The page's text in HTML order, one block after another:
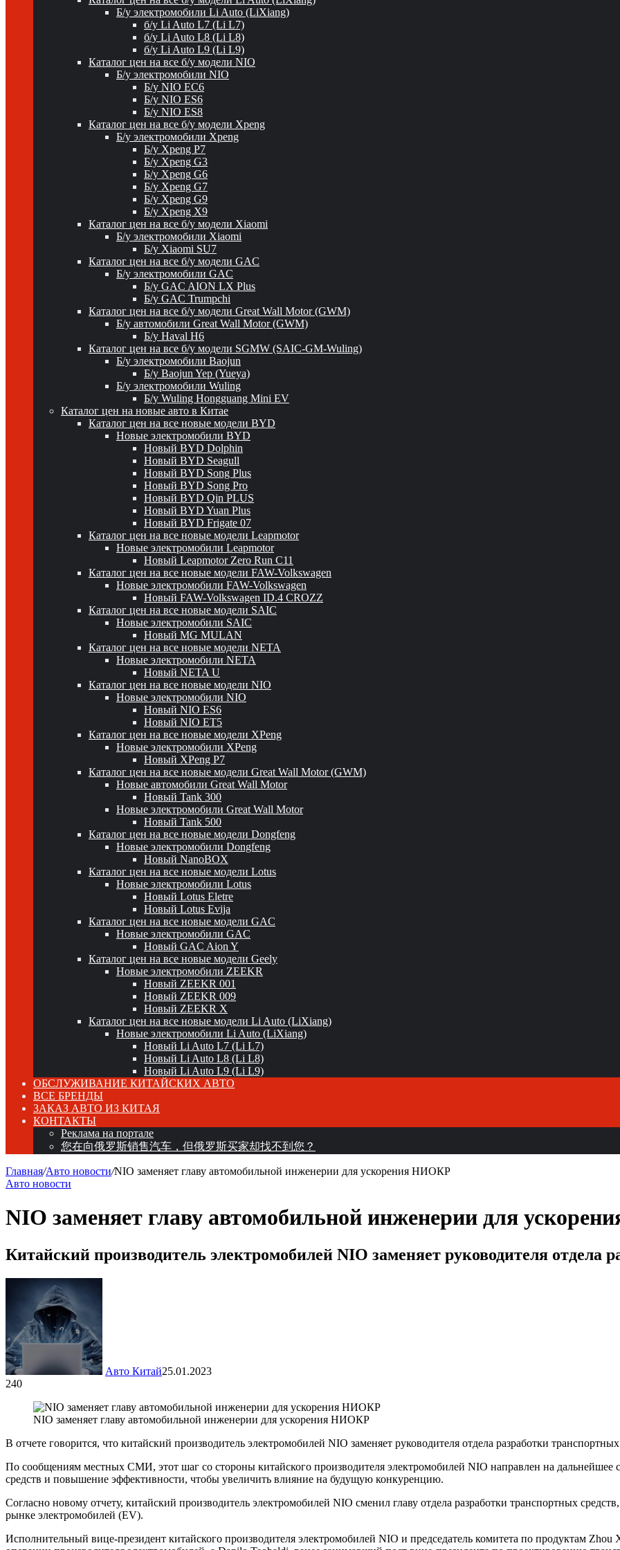
Б/у электромобили Li Auto (LiXiang)
б/у Li Auto L7 (Li L7)
б/у Li Auto L8 (Li L8)
б/у Li Auto L9 (Li L9)
Каталог цен на все б/у модели NIO
Б/у электромобили NIO
Б/у NIO EC6
Б/у NIO ES6
Б/у NIO ES8
Каталог цен на все б/у модели Xpeng
Б/у электромобили Xpeng
Б/у Xpeng P7
Б/у Xpeng G3
Б/у Xpeng G6
Б/у Xpeng G7
Б/у Xpeng G9
Б/у Xpeng X9
Каталог цен на все б/у модели Xiaomi
Б/у электромобили Xiaomi
Б/у Xiaomi SU7
Каталог цен на все б/у модели GAC
Б/у электромобили GAC
Б/у GAC AION LX Plus
Б/у GAC Trumpchi
Каталог цен на все б/у модели Great Wall Motor (GWM)
Б/у автомобили Great Wall Motor (GWM)
Б/у Haval H6
Каталог цен на все б/у модели SGMW (SAIC-GM-Wuling)
Б/у электромобили Baojun
Б/у Baojun Yep (Yueya)
Б/у электромобили Wuling
Б/у Wuling Hongguang Mini EV
Каталог цен на новые авто в Китае
Каталог цен на все новые модели BYD
Новые электромобили BYD
Новый BYD Dolphin
Новый BYD Seagull
Новый BYD Song Plus
Новый BYD Song Pro
Новый BYD Qin PLUS
Новый BYD Yuan Plus
Новый BYD Frigate 07
Каталог цен на все новые модели Leapmotor
Новые электромобили Leapmotor
Новый Leapmotor Zero Run C11
Каталог цен на все новые модели FAW-Volkswagen
Новые электромобили FAW-Volkswagen
Новый FAW-Volkswagen ID.4 CROZZ
Каталог цен на все новые модели SAIC
Новые электромобили SAIC
Новый MG MULAN
Каталог цен на все новые модели NETA
Новые электромобили NETA
Новый NETA U
Каталог цен на все новые модели NIO
Новые электромобили NIO
Новый NIO ES6
Новый NIO ET5
Каталог цен на все новые модели XPeng
Новые электромобили XPeng
Новый XPeng P7
Каталог цен на все новые модели Great Wall Motor (GWM)
Новые автомобили Great Wall Motor
Новый Tank 300
Новые электромобили Great Wall Motor
Новый Tank 500
Каталог цен на все новые модели Dongfeng
Новые электромобили Dongfeng
Новый NanoBOX
Каталог цен на все новые модели Lotus
Новые электромобили Lotus
Новый Lotus Eletre
Новый Lotus Evija
Каталог цен на все новые модели GAC
Новые электромобили GAC
Новый GAC Aion Y
Каталог цен на все новые модели Geely
Новые электромобили ZEEKR
Новый ZEEKR 001
Новый ZEEKR 009
Новый ZEEKR X
Каталог цен на все новые модели Li Auto (LiXiang)
Новые электромобили Li Auto (LiXiang)
Новый Li Auto L7 (Li L7)
Новый Li Auto L8 (Li L8)
Новый Li Auto L9 (Li L9)
ОБСЛУЖИВАНИЕ КИТАЙСКИХ АВТО
ВСЕ БРЕНДЫ
ЗАКАЗ АВТО ИЗ КИТАЯ
КОНТАКТЫ
Реклама на портале
您在向俄罗斯销售汽车，但俄罗斯买家却找不到您？
Главная/Авто новости/NIO заменяет главу автомобильной инженерии для ускорения НИОКР
Авто новости
NIO заменяет главу автомобильной инженерии для
Китайский производитель электромобилей NIO заменяет руководителя отдела
Авто Китай25.01.2023
240
NIO заменяет главу автомобильной инженерии для ускорения НИОКР
В отчете говорится, что китайский производитель электромобилей NIO заменяет руководителя отдела разработки
По сообщениям местных СМИ, этот шаг со стороны китайского производителя электромобилей NIO направлен на дальнейшее
средств и повышение эффективности, чтобы увеличить влияние на будущую конкуренцию.
Согласно новому отчету, китайский производитель электромобилей NIO сменил главу отдела разработки транспортных
рынке электромобилей (EV).
Исполнительный вице-президент китайского производителя электромобилей NIO и председатель комитета по продуктам